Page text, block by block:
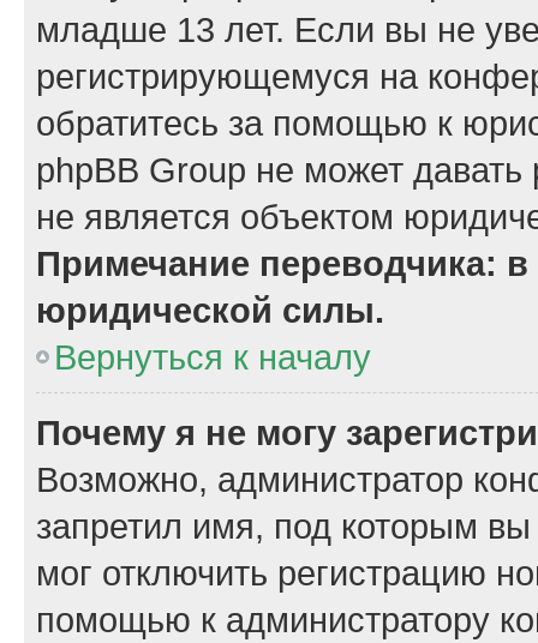
младше 13 лет. Если вы не
регистрирующемуся на
обратитесь за помощью к
phpBB Group не может
не является объектом
Примечание переводчика:
юридической силы.
Вернуться к началу
Почему я не могу
Возможно, администратор
запретил имя, под которым
мог отключить регистрацию
помощью к администратору